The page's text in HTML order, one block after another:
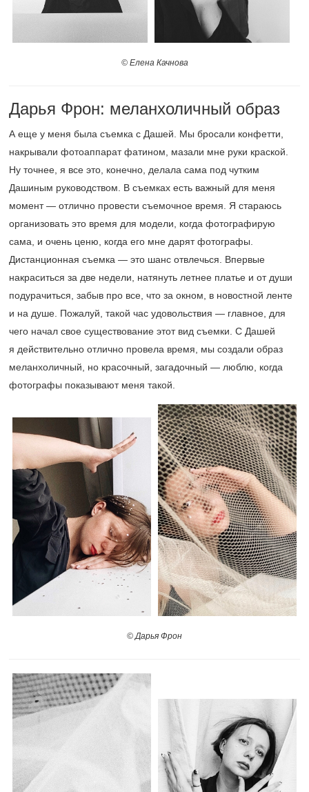
© Елена Качнова
Дарья Фрон: меланхоличный образ
А еще у меня была съемка с Дашей. Мы бросали конфетти,
накрывали фотоаппарат фатином, мазали мне руки краской.
Ну точнее, я все это, конечно, делала сама под чутким
Дашиным руководством. В съемках есть важный для меня
момент — отлично провести съемочное время. Я стараюсь
организовать это время для модели, когда фотографирую
сама, и очень ценю, когда его мне дарят фотографы.
Дистанционная съемка — это шанс отвлечься. Впервые
накраситься за две недели, натянуть летнее платье и от души
подурачиться, забыв про все, что за окном, в новостной ленте
и на душе. Пожалуй, такой час удовольствия — главное, для
чего начал свое существование этот вид съемки. С Дашей
я действительно отлично провела время, мы создали образ
меланхоличный, но красочный, загадочный — люблю, когда
фотографы показывают меня такой.
© Дарья Фрон